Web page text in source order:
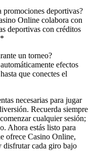
promociones deportivas?
Online colabora con
deportivas con créditos
un torneo?
efectos
que conectes el
necesarias para jugar
Recuerda siempre
cualquier sesión;
Ahora estás listo para
ofrece Casino Online,
disfrutar cada giro bajo